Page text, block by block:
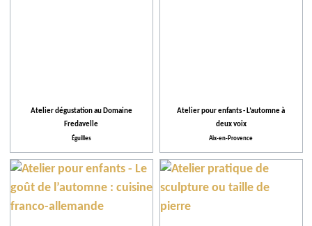
Atelier dégustation au Domaine
Fredavelle
Éguilles
Atelier pour enfants - L’automne à
deux voix
Aix-en-Provence